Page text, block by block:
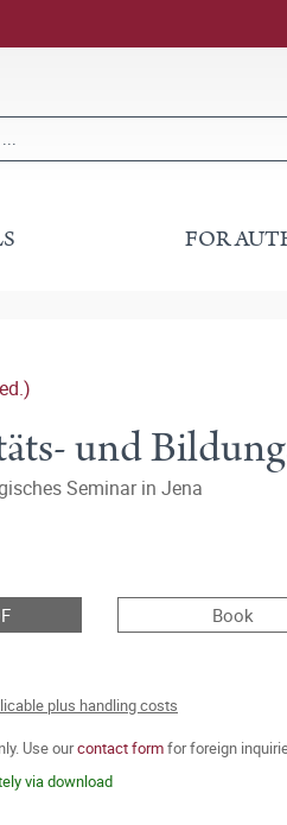
FOR
und
Seminar in Jena
Book
plus handling costs
Use ourcontact formfor foreign
via download